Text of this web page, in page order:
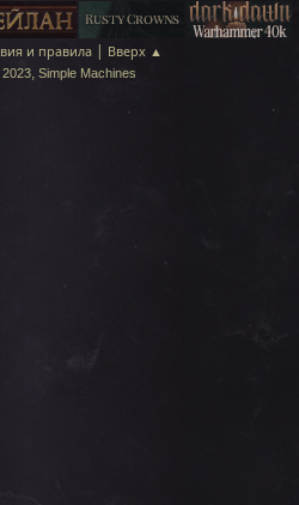
и правила | Вверх ▲
, Simple Machines